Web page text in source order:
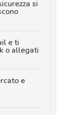
si
e ti
o allegati
e